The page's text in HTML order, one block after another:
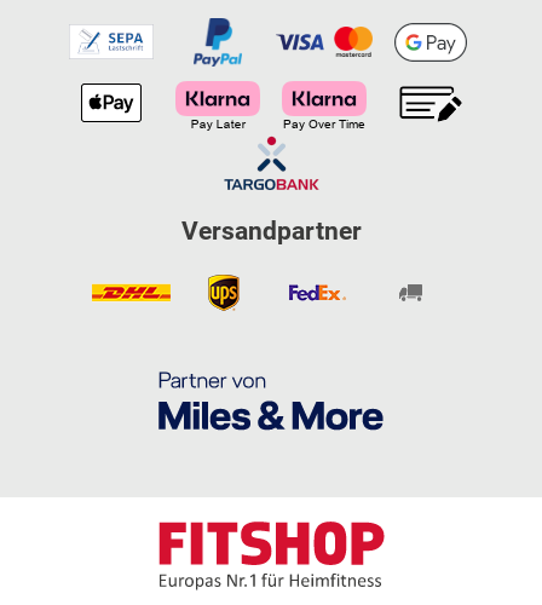
Versandpartner